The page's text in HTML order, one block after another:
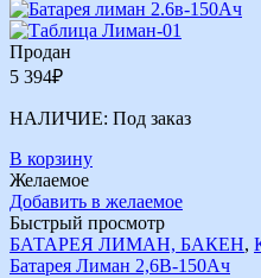
Продан
5 394₽
НАЛИЧИЕ: Под заказ
В корзину
Желаемое
Добавить в желаемое
Быстрый просмотр
БАТАРЕЯ ЛИМАН, БАКЕН,
Батарея Лиман 2,6В-150Ач